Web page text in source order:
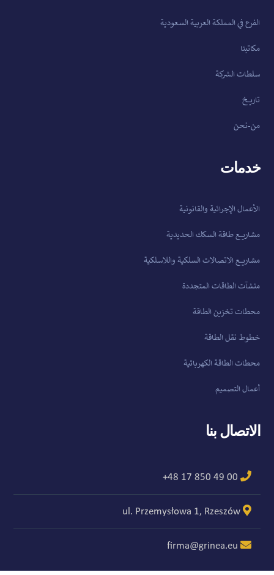
من-نحن
تاريخ
سلطات الشركة
مكاتبنا
الفرع في المملكة العربية السعودية
خدمات
أعمال التصميم
محطات الطاقة الكهربائية
خطوط نقل الطاقة
محطات تخزين الطاقة
منشآت الطاقات المتجددة
مشاريع الاتصالات السلكية واللاسلكية
مشاريع طاقة السكك الحديدية
الأعمال الإجرائية والقانونية
الاتصال بنا
ul. Przemysłowa 1, Rzeszów